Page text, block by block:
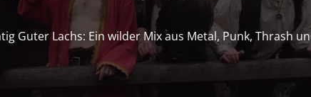
Guter Lachs: Ein wilder Mix aus Metal, Punk, Thrash